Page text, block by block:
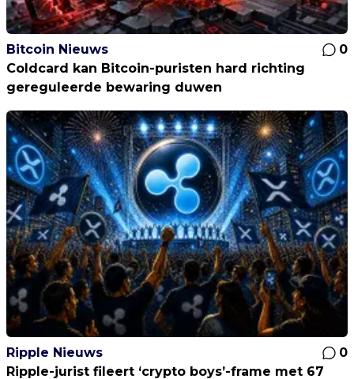
Bitcoin Nieuws
0
Coldcard kan Bitcoin-puristen hard richting
gereguleerde bewaring duwen
Ripple Nieuws
0
Ripple-jurist fileert ‘crypto boys’-frame met 67